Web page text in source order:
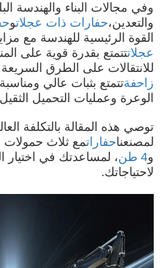
وفي مجالات البناء والهندسة
والتعدين،حفارات ذات عجلاتو
القوة الرئيسية للهندسة مع
عجلاتتتمتع بقدرة قوية على
للانتقالات على الطرق السريعة
زاحفةتتمتع بثبات عالي
الوعرة وعمليات التحميل
توصي هذه المقالة بالتكلفة
لمصنعناحفاراتمع ثلاث حمولات
و4 طن
، لمساعدتك في اختيار
لاحتياجاتك.